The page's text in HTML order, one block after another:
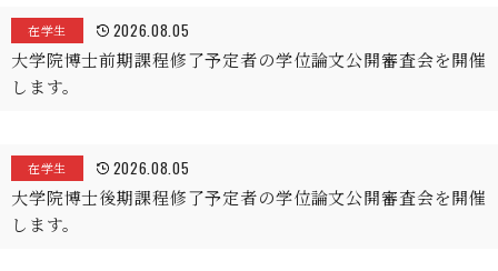
在学生 2026.08.05
大学院博士前期課程修了予定者の学位論文公開審査会を開催
します。
在学生 2026.08.05
大学院博士後期課程修了予定者の学位論文公開審査会を開催
します。